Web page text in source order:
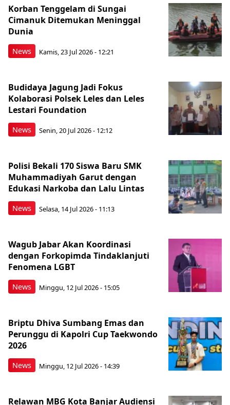
News
Korban Tenggelam di Sungai
Cimanuk Ditemukan Meninggal
Dunia
Kamis, 23 Jul 2026 - 12:21
News
Budidaya Jagung Jadi Fokus
Kolaborasi Polsek Leles dan Leles
Lestari Foundation
Senin, 20 Jul 2026 - 12:12
News
Polisi Bekali 170 Siswa Baru SMK
Muhammadiyah Garut dengan
Edukasi Narkoba dan Lalu Lintas
Selasa, 14 Jul 2026 - 11:13
News
Wagub Jabar Akan Koordinasi
dengan Forkopimda Tindaklanjuti
Fenomena LGBT
Minggu, 12 Jul 2026 - 15:05
News
Briptu Dhiva Sumbang Emas dan
Perunggu di Kapolri Cup Taekwondo
2026
Minggu, 12 Jul 2026 - 14:39
Relawan MBG Kota Banjar Audiensi